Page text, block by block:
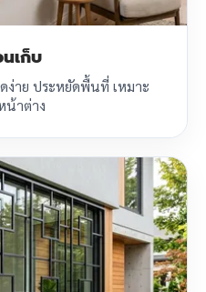
เก็บ
ง่าย ประหยัดพื้นที่ เหมาะ
น้าต่าง